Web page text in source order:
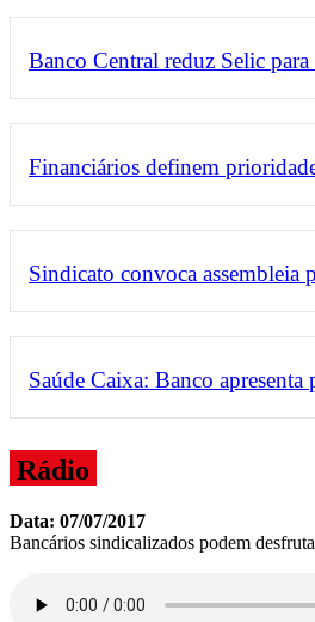
Banco Central reduz Selic
Financiários definem
Sindicato convoca assembleia
Saúde Caixa: Banco
Rádio
Data: 07/07/2017
Bancários sindicalizados podem